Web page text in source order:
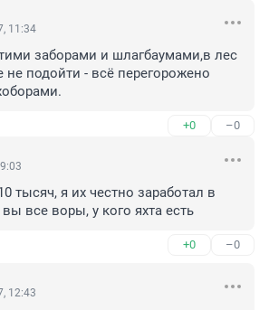
11:34
заборами и шлагбаумами,в лес
не подойти - всё перегорожено
+0 –0
тысяч, я их честно заработал в
все воры, у кого яхта есть
+0 –0
12:43